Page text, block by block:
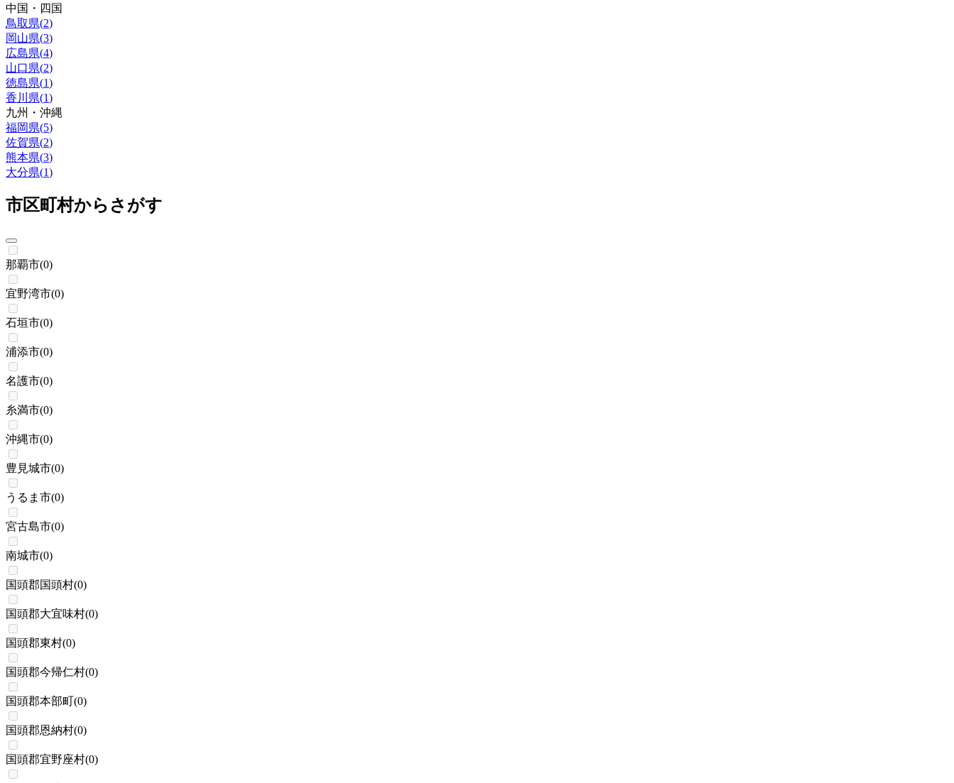
中国・四国
鳥取県(2)
岡山県(3)
広島県(4)
山口県(2)
徳島県(1)
香川県(1)
九州・沖縄
福岡県(5)
佐賀県(2)
熊本県(3)
大分県(1)
市区町村からさがす
那覇市(0)
宜野湾市(0)
石垣市(0)
浦添市(0)
名護市(0)
糸満市(0)
沖縄市(0)
豊見城市(0)
うるま市(0)
宮古島市(0)
南城市(0)
国頭郡国頭村(0)
国頭郡大宜味村(0)
国頭郡東村(0)
国頭郡今帰仁村(0)
国頭郡本部町(0)
国頭郡恩納村(0)
国頭郡宜野座村(0)